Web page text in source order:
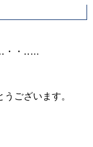
・‥…
ございます。